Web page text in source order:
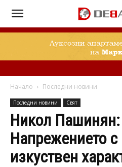
Начало Последни новини
Последни новини Свят
Никол Пашинян:
Напрежението с
изкуствен